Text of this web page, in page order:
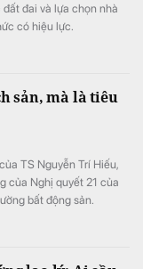
đai và lựa chọn nhà
có hiệu lực.
sản, mà là tiêu
TS Nguyễn Trí Hiếu,
của Nghị quyết 21 của
bất động sản.